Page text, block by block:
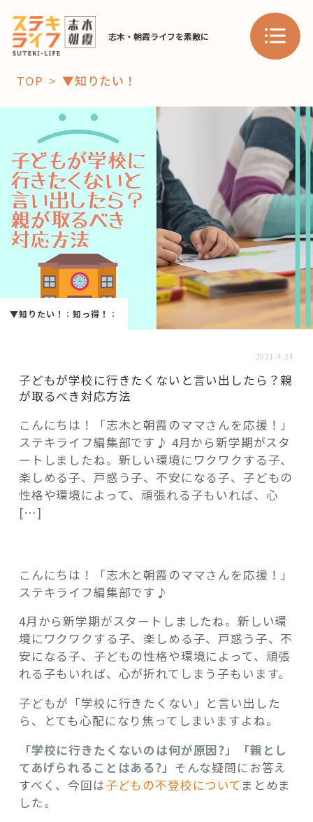
志木・朝霞ライフを素敵に
「コト」
子育て
暮らし
おすすめ
スポット 学び・教育
「場」
HAREL HAREL
「モノ」
fleXe リノベ事例
「ひと」
これからの暮らし 住み替え相談
記事検索
TOP ▼知りたい！
▼知りたい！ ：知っ得！ ：
2021.4.24
子どもが学校に行きたくないと言い出したら？親
が取るべき対応方法
こんにちは！「志木と朝霞のママさんを応援！」
ステキライフ編集部です♪ 4月から新学期がスタ
ートしましたね。新しい環境にワクワクする子、
楽しめる子、戸惑う子、不安になる子、子どもの
性格や環境によって、頑張れる子もいれば、心
[…]
こんにちは！「志木と朝霞のママさんを応援！」
ステキライフ編集部です♪
4月から新学期がスタートしましたね。新しい環
境にワクワクする子、楽しめる子、戸惑う子、不
安になる子、子どもの性格や環境によって、頑張
れる子もいれば、心が折れてしまう子もいます。
子どもが「学校に行きたくない」と言い出した
ら、とても心配になり焦ってしまいますよね。
「学校に行きたくないのは何が原因?」「親とし
てあげられることはある?」 そんな疑問にお答え
すべく、今回は子どもの不登校について まとめま
した。